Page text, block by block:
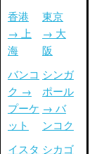
香港
→ 上
海
バンコ
ク →
プーケ
ット
イスタ
東京
→ 大
阪
シンガ
ポール
→ バ
ンコク
シカゴ